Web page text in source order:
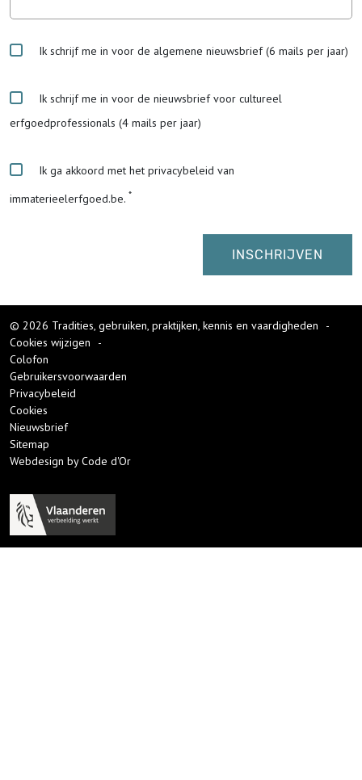
Ik schrijf me in voor de algemene nieuwsbrief (6 mails per jaar)
Ik schrijf me in voor de nieuwsbrief voor cultureel
erfgoedprofessionals (4 mails per jaar)
Ik ga akkoord met het privacybeleid van
immaterieelerfgoed.be.
© 2026 Tradities, gebruiken, praktijken, kennis en vaardigheden
-
Cookies wijzigen
-
Colofon
Gebruikersvoorwaarden
Privacybeleid
Cookies
Nieuwsbrief
Sitemap
Webdesign by Code d'Or